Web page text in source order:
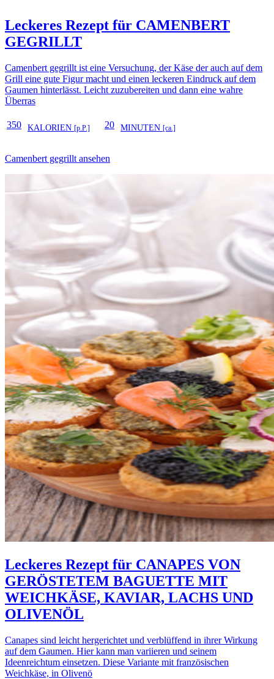
Leckeres Rezept für CAMENBERT
GEGRILLT
Camenbert gegrillt ist eine Versuchung, der Käse der auch auf dem
Grill eine gute Figur macht und einen leckeren Eindruck auf dem
Gaumen hinterlässt. Leicht zuzubereiten und dann eine wahre
Überras
350 KALORIEN [p.P.] 20 MINUTEN [ca.]
Camenbert gegrillt ansehen
Leckeres Rezept für CANAPES VON
GERÖSTETEM BAGUETTE MIT
WEICHKÄSE, KAVIAR, LACHS UND
OLIVENÖL
Canapes sind leicht hergerichtet und verblüffend in ihrer Wirkung
auf dem Gaumen. Hier kann man variieren und seinem
Ideenreichtum einsetzen. Diese Variante mit französischen
Weichkäse, in Olivenö